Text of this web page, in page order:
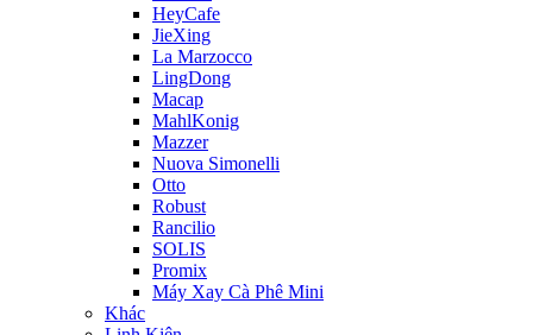
HeyCafe
JieXing
La Marzocco
LingDong
Macap
MahlKonig
Mazzer
Nuova Simonelli
Otto
Robust
Rancilio
SOLIS
Promix
Máy Xay Cà Phê Mini
Khác